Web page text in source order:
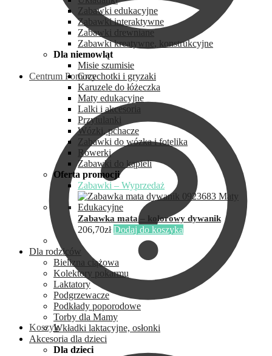
Centrum Pomocy
Koszyk
Zabawki edukacyjne
Zabawki interaktywne
Zabawki drewniane
Zabawki kreatywne, konstrukcyjne
Dla niemowląt
Misie szumisie
Grzechotki i gryzaki
Karuzele do łóżeczka
Maty edukacyjne
Lalki i akcesoria
Przytulanki
Wózki, pchacze
Zabawki do wózka i fotelika
Rowerki
Zabawki do kąpieli
Oferta promocji
Zabawki – Wyprzedaż
Zabawka mata – kolorowy dywanik
206,70zł Dodaj do koszyka
Dla rodziców
Bielizna ciążowa
Kolektory pokarmu
Laktatory
Podgrzewacze
Podkłady poporodowe
Torby dla Mamy
Wkładki laktacyjne, osłonki
Akcesoria dla dzieci
Dla dzieci